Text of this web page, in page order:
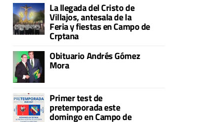
La llegada del Cristo de
Villajos, antesala de la
Feria y fiestas en Campo de
Crptana
Obituario Andrés Gómez
Mora
Primer test de
pretemporada este
domingo en Campo de